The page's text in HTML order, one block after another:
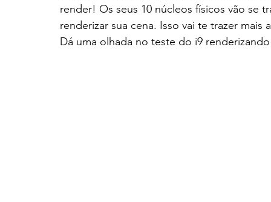
render! Os seus 10 núcleos físicos vão se
renderizar sua cena. Isso vai te trazer
Dá uma olhada no teste do i9